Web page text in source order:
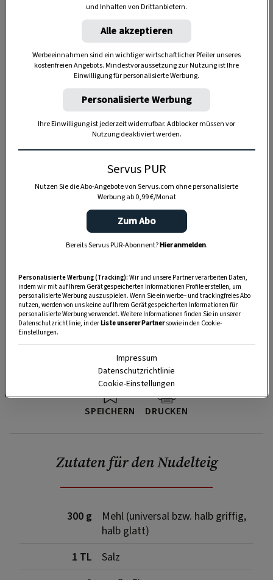
Anzeige
SPEICHERN DRUCKEN
Zutaten für den Nudelteig
300 g
Mehl (universal bzw. halb griffig,
halb glatt)
1 TL
Salz
und Inhalten von Drittanbietern.
Alle akzeptieren
Werbeeinnahmen sind ein wichtiger wirtschaftlicher Pfeiler unseres
kostenfreien Angebots. Mindestvoraussetzung zur Nutzung ist Ihre
Einwilligung für personalisierte Werbung.
Personalisierte Werbung
Ihre Einwilligung ist jederzeit widerrufbar. Adblocker müssen vor
Nutzung deaktiviert werden.
Servus PUR
Nutzen Sie die Abo-Angebote von Servus.com ohne personalisierte
Werbung ab 0,99 €/Monat
Zum Abo
Bereits Servus PUR-Abonnent?Hier anmelden.
Personalisierte Werbung (Tracking): Wir und unsere Partner verarbeiten Daten,
indem wir mit auf Ihrem Gerät gespeicherten Informationen Profile erstellen, um
personalisierte Werbung auszuspielen. Wenn Sie ein werbe– und trackingfreies Abo
nutzen, werden von uns keine auf Ihrem Gerät gespeicherten Informationen für
personalisierte Werbung verwendet. Weitere Informationen finden Sie in unserer
Datenschutzrichtlinie, in derListe unserer Partnersowie in den Cookie-
Einstellungen.
Impressum
Datenschutzrichtlinie
Cookie-Einstellungen